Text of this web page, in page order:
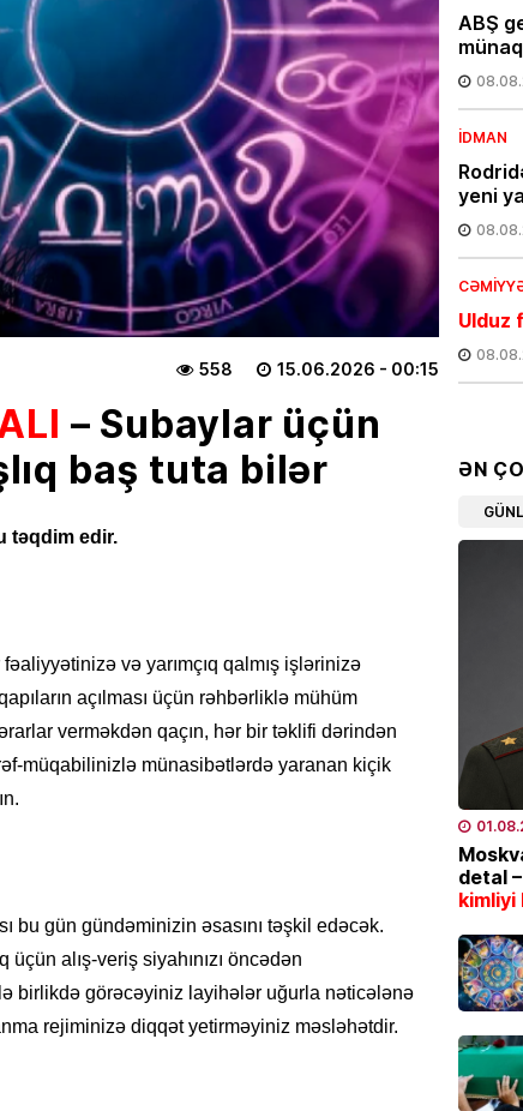
15.06.2026 - 00:15
558
– Subaylar üçün
baş tuta bilər
təqdim edir.
və yarımçıq qalmış işlərinizə
açılması üçün rəhbərliklə mühüm
verməkdən qaçın, hər bir təklifi dərindən
müqabilinizlə münasibətlərdə yaranan kiçik
bu gün gündəminizin əsasını təşkil edəcək.
üçün alış-veriş siyahınızı öncədən
birlikdə görəcəyiniz layihələr uğurla nəticələnə
rejiminizə diqqət yetirməyiniz məsləhətdir.
ABŞ
İDMAN
yeni
Ulduz
Yeni
işdən
ƏN
detal –
kimliyi